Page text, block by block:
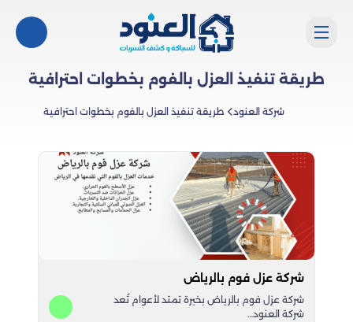
طريقة تنفيذ العزل بالفوم بخطوات احترافية
شركة العنود طريقة تنفيذ العزل بالفوم بخطوات احترافية
شركة عزل فوم بالرياض
شركة عزل فوم بالرياض بخبرة تمتد لأعوام تُعد
شركة العنود…